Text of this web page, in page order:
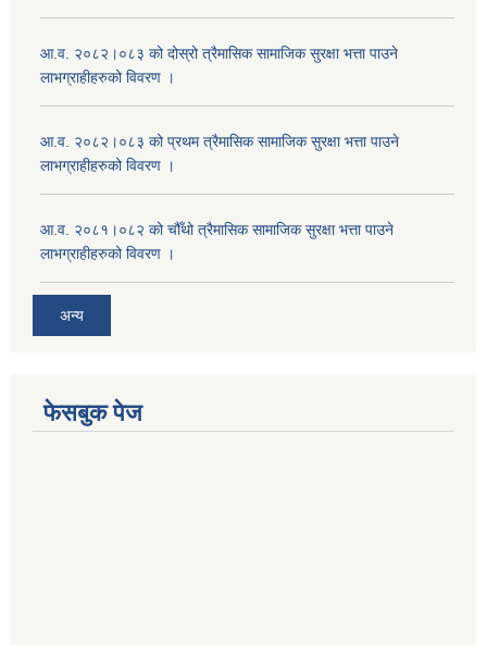
आ.व. २०८२।०८३ को दोस्रो त्रैमासिक सामाजिक सुरक्षा भत्ता पाउने
लाभग्राहीहरुको विवरण ।
आ.व. २०८२।०८३ को प्रथम त्रैमासिक सामाजिक सुरक्षा भत्ता पाउने
लाभग्राहीहरुको विवरण ।
आ.व. २०८१।०८२ को चौँथो त्रैमासिक सामाजिक सुरक्षा भत्ता पाउने
लाभग्राहीहरुको विवरण ।
अन्य
फेसबुक पेज